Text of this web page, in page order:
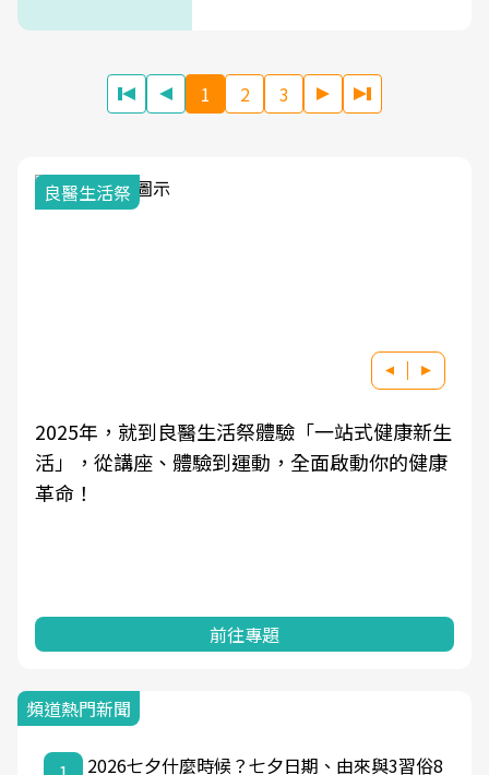
1 2 3
良醫生活祭
2025年，就到良醫生活祭體驗「一站式健康新生
活」，從講座、體驗到運動，全面啟動你的健康
革命！
前往專題
頻道熱門新聞
2026七夕什麼時候？七夕日期、由來與3習俗8